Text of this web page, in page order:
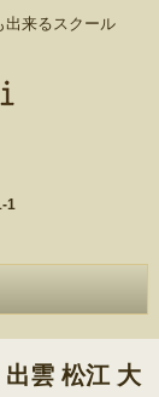
出来るスクール
1
出雲 松江 大